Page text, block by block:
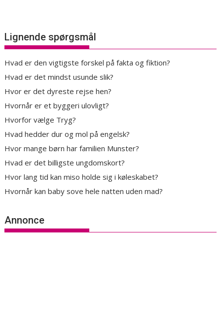
Lignende spørgsmål
Hvad er den vigtigste forskel på fakta og fiktion?
Hvad er det mindst usunde slik?
Hvor er det dyreste rejse hen?
Hvornår er et byggeri ulovligt?
Hvorfor vælge Tryg?
Hvad hedder dur og mol på engelsk?
Hvor mange børn har familien Munster?
Hvad er det billigste ungdomskort?
Hvor lang tid kan miso holde sig i køleskabet?
Hvornår kan baby sove hele natten uden mad?
Annonce